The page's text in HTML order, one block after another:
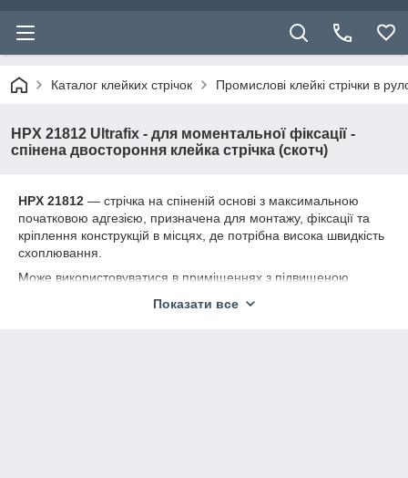
Каталог клейких стрічок Промислові клейкі стрічки в
HPX 21812 Ultrafix - для моментальної фіксації -
спінена двостороння клейка стрічка (скотч)
HPX 21812 ― стрічка на спіненій основі з максимальною
початковою адгезією, призначена для монтажу, фіксації та
кріплення конструкцій в місцях, де потрібна висока швидкість
схоплювання.
Може використовуватися в приміщеннях з підвищеною
Показати все